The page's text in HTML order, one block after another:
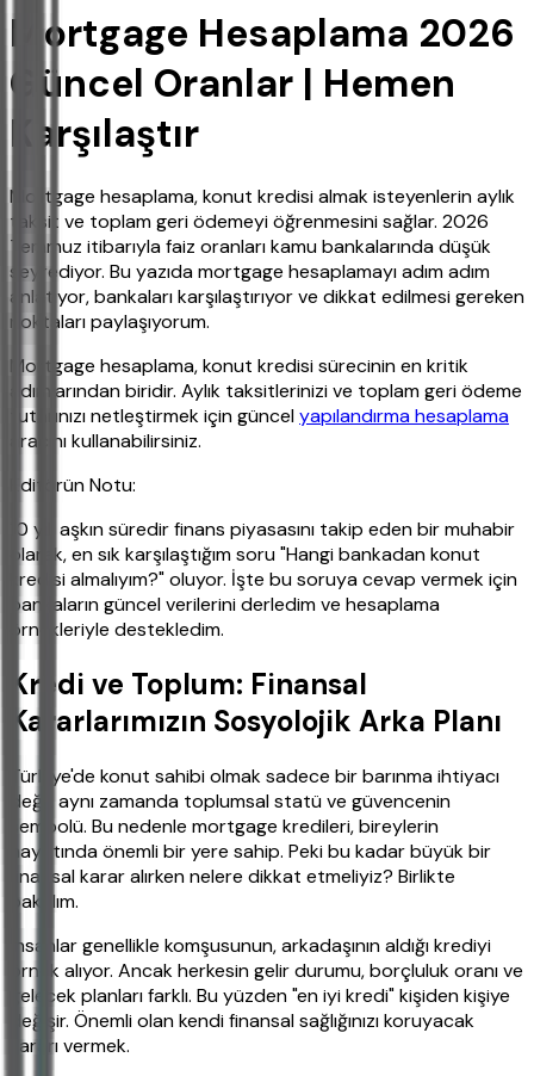
Mortgage Hesaplama 2026
Güncel Oranlar | Hemen
Karşılaştır
Mortgage hesaplama, konut kredisi almak isteyenlerin aylık
taksit ve toplam geri ödemeyi öğrenmesini sağlar. 2026
Temmuz itibarıyla faiz oranları kamu bankalarında düşük
seyrediyor. Bu yazıda mortgage hesaplamayı adım adım
anlatıyor, bankaları karşılaştırıyor ve dikkat edilmesi gereken
noktaları paylaşıyorum.
Mortgage hesaplama, konut kredisi sürecinin en kritik
adımlarından biridir. Aylık taksitlerinizi ve toplam geri ödeme
tutarınızı netleştirmek için güncelyapılandırma hesaplama
aracını kullanabilirsiniz.
Editörün Notu:
10 yılı aşkın süredir finans piyasasını takip eden bir muhabir
olarak, en sık karşılaştığım soru "Hangi bankadan konut
kredisi almalıyım?" oluyor. İşte bu soruya cevap vermek için
bankaların güncel verilerini derledim ve hesaplama
örnekleriyle destekledim.
Kredi ve Toplum: Finansal
Kararlarımızın Sosyolojik Arka Planı
Türkiye'de konut sahibi olmak sadece bir barınma ihtiyacı
değil, aynı zamanda toplumsal statü ve güvencenin
sembolü. Bu nedenle mortgage kredileri, bireylerin
hayatında önemli bir yere sahip. Peki bu kadar büyük bir
finansal karar alırken nelere dikkat etmeliyiz? Birlikte
bakalım.
İnsanlar genellikle komşusunun, arkadaşının aldığı krediyi
örnek alıyor. Ancak herkesin gelir durumu, borçluluk oranı ve
gelecek planları farklı. Bu yüzden "en iyi kredi" kişiden kişiye
değişir. Önemli olan kendi finansal sağlığınızı koruyacak
kararı vermek.